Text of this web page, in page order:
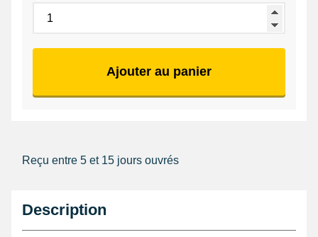
Ajouter au panier
Reçu entre 5 et 15 jours ouvrés
Description